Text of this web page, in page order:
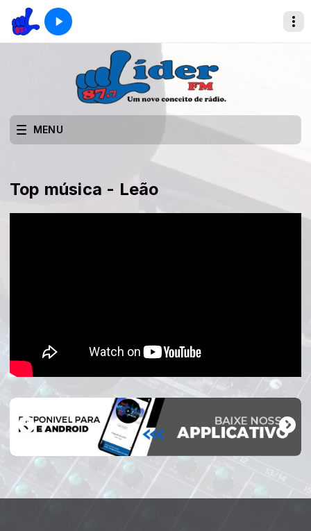
MENU
Top música - Leão